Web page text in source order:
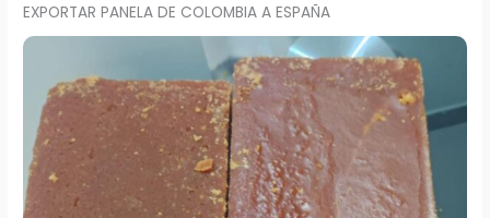
EXPORTAR PANELA DE COLOMBIA A ESPAÑA